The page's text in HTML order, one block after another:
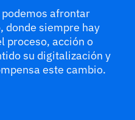
afrontar
donde siempre hay
proceso, acción o
su digitalización y
este cambio.